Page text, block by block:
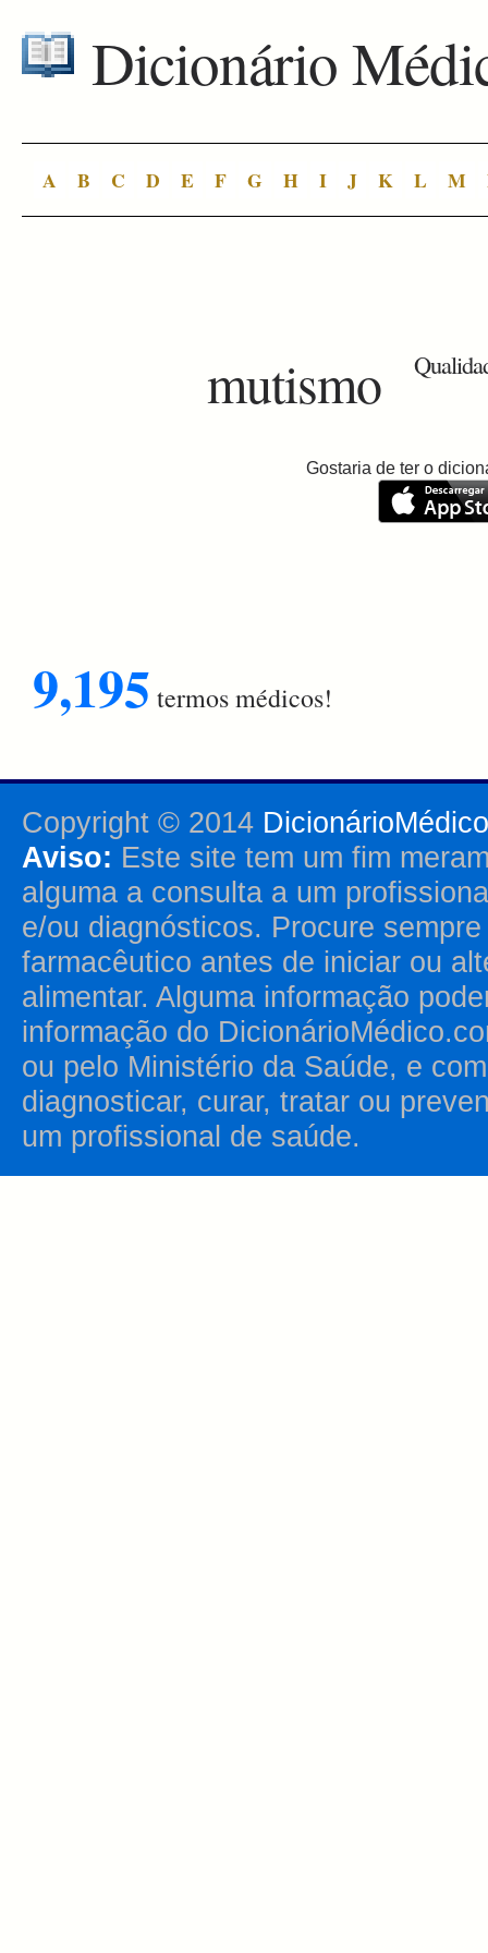
Dicionário
A B C D E F G H I J K L M
mutismo
Gostaria de ter o
9,195 termos médicos!
Copyright © 2014
Aviso: Este site tem um fim
alguma a consulta a um
e/ou diagnósticos. Procure
farmacêutico antes de iniciar ou
alimentar. Alguma informação
informação do
ou pelo Ministério da Saúde, e
diagnosticar, curar, tratar ou
um profissional de saúde.